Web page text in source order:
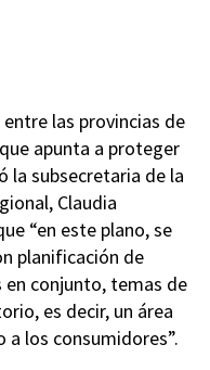
las provincias de
apunta a proteger
la subsecretaria de la
Claudia
“en este plano, se
planificación de
en conjunto, temas de
es decir, un área
los consumidores”.